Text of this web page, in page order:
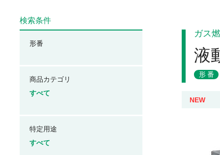
ガス
液
形番
NEW
検索条件
形番
商品カテゴリ
すべて
特定用途
すべて